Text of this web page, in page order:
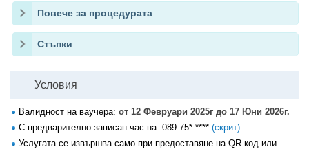
Повече за процедурата
Стъпки
Условия
Валидност на ваучера: от 12 Февруари 2025г до 17 Юни 2026г.
С предварително записан час на: 089 75* **** (скрит).
Услугата се извършва само при предоставяне на QR код или